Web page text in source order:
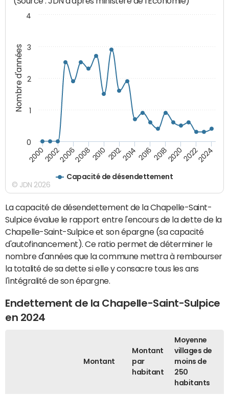
Nombre d'années
Capacité de désendettement
20002002200620082010 2012201420162018202020222024
0
1
2
3
4
© JDN 2026
La capacité de désendettement de la Chapelle-Saint-
Sulpice évalue le rapport entre l'encours de la dette de la
Chapelle-Saint-Sulpice et son épargne (sa capacité
d'autofinancement). Ce ratio permet de déterminer le
nombre d'années que la commune mettra à rembourser
la totalité de sa dette si elle y consacre tous les ans
l'intégralité de son épargne.
Endettement de la Chapelle-Saint-Sulpice
en 2024
Montant
Montant
par
habitant
Moyenne
villages de
moins de
250
habitants